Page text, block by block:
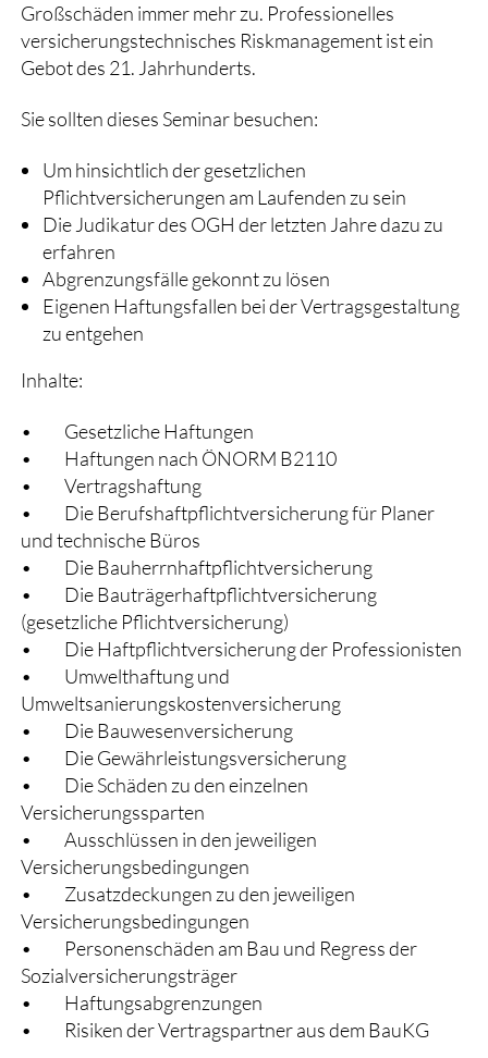
Großschäden immer mehr zu. Professionelles
versicherungstechnisches Riskmanagement ist ein
Gebot des 21. Jahrhunderts.
Sie sollten dieses Seminar besuchen:
Um hinsichtlich der gesetzlichen
Pflichtversicherungen am Laufenden zu sein
Die Judikatur des OGH der letzten Jahre dazu zu
erfahren
Abgrenzungsfälle gekonnt zu lösen
Eigenen Haftungsfallen bei der Vertragsgestaltung
zu entgehen
Inhalte:
• Gesetzliche Haftungen
• Haftungen nach ÖNORM B2110
• Vertragshaftung
• Die Berufshaftpflichtversicherung für Planer
und technische Büros
• Die Bauherrnhaftpflichtversicherung
• Die Bauträgerhaftpflichtversicherung
(gesetzliche Pflichtversicherung)
• Die Haftpflichtversicherung der Professionisten
• Umwelthaftung und
Umweltsanierungskostenversicherung
• Die Bauwesenversicherung
• Die Gewährleistungsversicherung
• Die Schäden zu den einzelnen
Versicherungssparten
• Ausschlüssen in den jeweiligen
Versicherungsbedingungen
• Zusatzdeckungen zu den jeweiligen
Versicherungsbedingungen
• Personenschäden am Bau und Regress der
Sozialversicherungsträger
• Haftungsabgrenzungen
• Risiken der Vertragspartner aus dem BauKG